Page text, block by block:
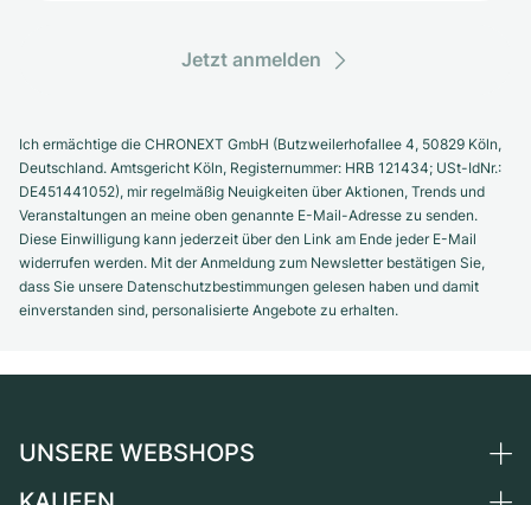
Jetzt anmelden
Ich ermächtige die CHRONEXT GmbH (Butzweilerhofallee 4, 50829 Köln,
Deutschland. Amtsgericht Köln, Registernummer: HRB 121434; USt-IdNr.:
DE451441052), mir regelmäßig Neuigkeiten über Aktionen, Trends und
Veranstaltungen an meine oben genannte E-Mail-Adresse zu senden.
Diese Einwilligung kann jederzeit über den Link am Ende jeder E-Mail
widerrufen werden. Mit der Anmeldung zum Newsletter bestätigen Sie,
dass Sie unsere Datenschutzbestimmungen gelesen haben und damit
einverstanden sind, personalisierte Angebote zu erhalten.
UNSERE WEBSHOPS
Deutschland